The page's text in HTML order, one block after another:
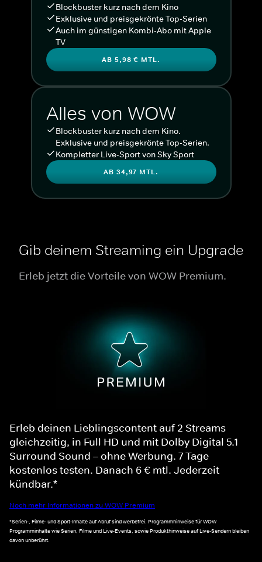
Blockbuster kurz nach dem Kino
Exklusive und preisgekrönte Top-Serien
Auch im günstigen Kombi-Abo mit Apple
TV
AB 5,98 € MTL.
Alles von WOW
Blockbuster kurz nach dem Kino.
Exklusive und preisgekrönte Top-Serien.
Kompletter Live-Sport von Sky Sport
AB 34,97 MTL.
Gib deinem Streaming ein Upgrade
Erleb jetzt die Vorteile von WOW Premium.
Erleb deinen Lieblingscontent auf 2 Streams
gleichzeitig, in Full HD und mit Dolby Digital 5.1
Surround Sound – ohne Werbung. 7 Tage
kostenlos testen. Danach 6 € mtl. Jederzeit
kündbar.*
Noch mehr Informationen zu WOW Premium
*Serien-, Filme- und Sport-Inhalte auf Abruf sind werbefrei. Programmhinweise für WOW
Programminhalte wie Serien, Filme und Live-Events, sowie Produkthinweise auf Live-Sendern bleiben
davon unberührt.